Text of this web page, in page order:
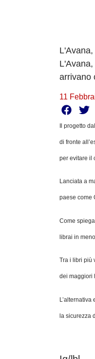
arrivano
11
Il progetto
di fronte
per evitare il
Lanciata a
paese come
Come
librai in
Tra i libri più
dei maggiori
la sicurezza